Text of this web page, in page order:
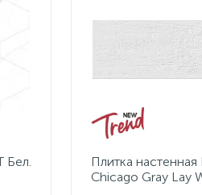
Бел.
Плитка
Chicago Gray Lay